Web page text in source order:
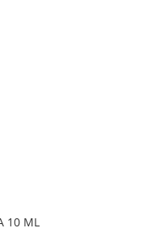
10 ML